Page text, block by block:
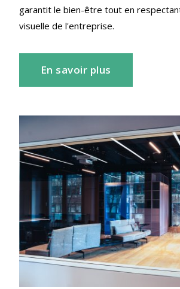
garantit le bien-être tout en
visuelle de l'entreprise.
En savoir plus